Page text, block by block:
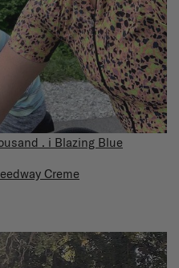
. i Blazing Blue
Creme